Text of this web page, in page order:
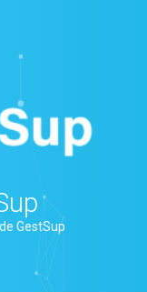
GestSup